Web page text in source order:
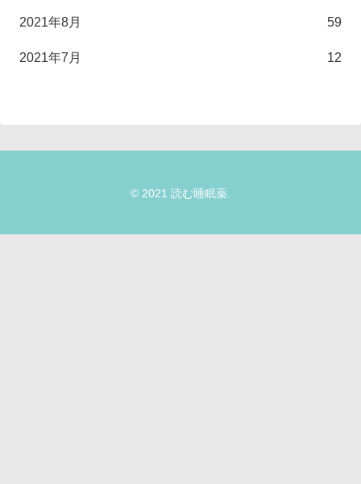
2021年8月 59
2021年7月 12
© 2021 読む睡眠薬.